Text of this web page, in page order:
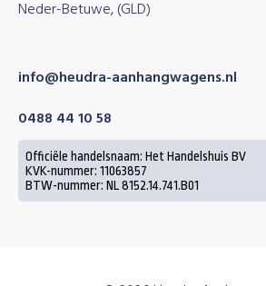
Neder-Betuwe, (GLD)
info@heudra-aanhangwagens.nl
0488 44 10 58
Officiële handelsnaam: Het Handelshuis BV
KVK-nummer: 11063857
BTW-nummer: NL 8152.14.741.B01